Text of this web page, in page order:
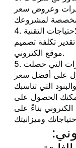
وعروض سعر
4. تقدير التكلفة: بناءً على المواصفات والاحتياجات التقنية
تكلفة تصميم
موقع الكتروني.
5. المفاوضة والتفاوض: بناءً على التقديرات التي حصلت
على أفضل سعر
الحصول على
بناءً على